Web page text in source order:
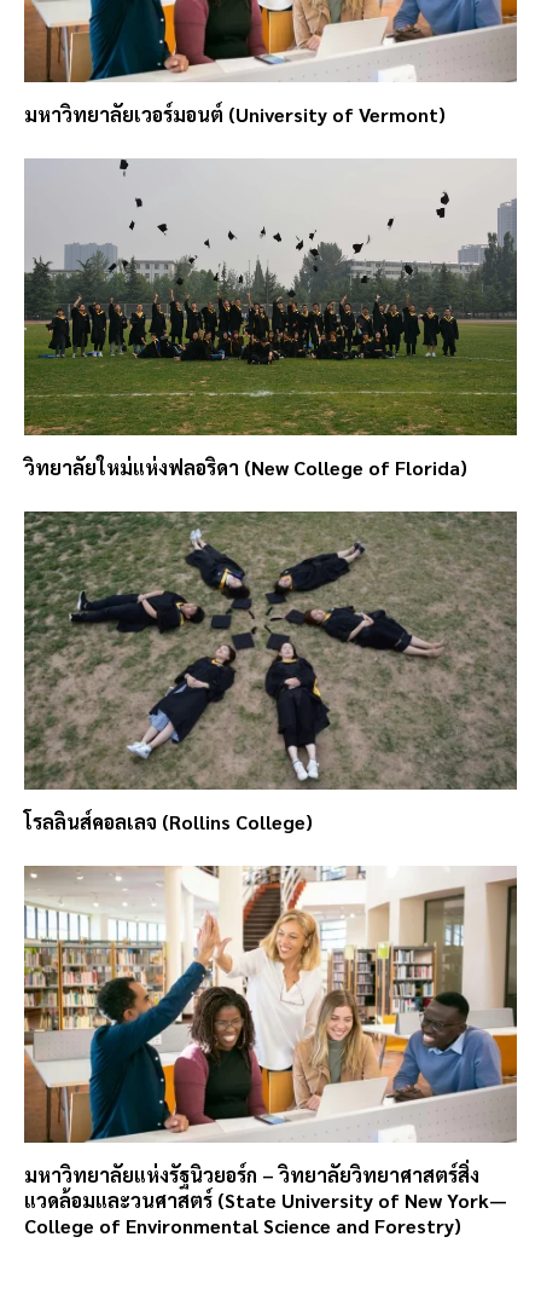
มหาวิทยาลัยเวอร์มอนต์ (University of Vermont)
วิทยาลัยใหม่แห่งฟลอริดา (New College of Florida)
โรลลินส์คอลเลจ (Rollins College)
มหาวิทยาลัยแห่งรัฐนิวยอร์ก – วิทยาลัยวิทยาศาสตร์สิ่ง
แวดล้อมและวนศาสตร์ (State University of New York—
College of Environmental Science and Forestry)